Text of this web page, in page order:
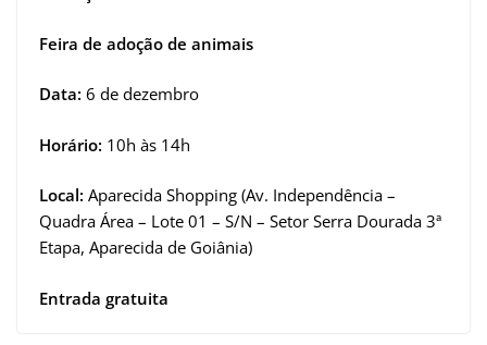
Feira de adoção de animais
Data: 6 de dezembro
Horário: 10h às 14h
Local: Aparecida Shopping (Av. Independência –
Quadra Área – Lote 01 – S/N – Setor Serra Dourada 3ª
Etapa, Aparecida de Goiânia)
Entrada gratuita